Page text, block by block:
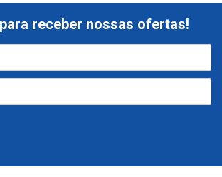
receber nossas ofertas!